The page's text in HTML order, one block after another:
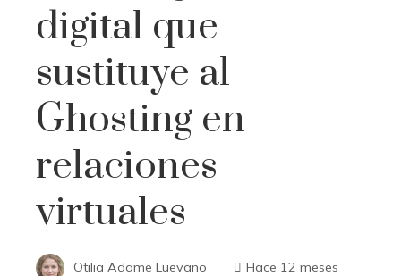
digital que
sustituye al
Ghosting en
relaciones
virtuales
Otilia Adame Luevano Hace 12 meses